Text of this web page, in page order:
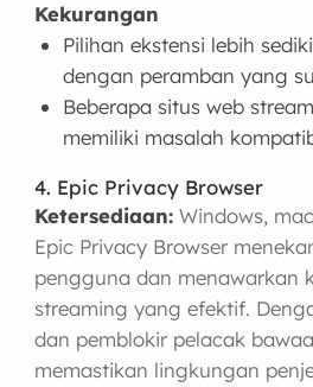
Kekurangan
Pilihan ekstensi lebih
dengan peramban yang
Beberapa situs web
memiliki masalah
4. Epic Privacy Browser
Ketersediaan:Windows,
Epic Privacy Browser
pengguna dan menawarkan
streaming yang efektif.
dan pemblokir pelacak
memastikan lingkungan